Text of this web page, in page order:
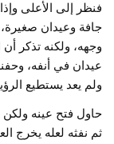
فنظر إلى الأعلى
جافة وعيدان
وجهه، ولكنه تذكر
عيدان في أنفه،
ولم يعد يستطيع
حاول فتح عينه ولكن
ثم نفثه لعله يخرج